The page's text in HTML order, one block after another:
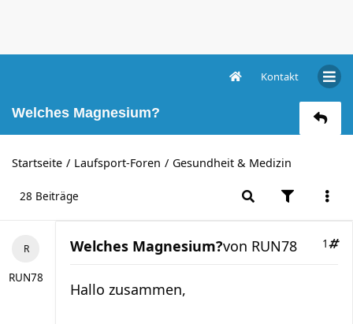
Kontakt
Welches Magnesium?
Startseite Laufsport-Foren Gesundheit & Medizin
28 Beiträge
RUN78
Welches Magnesium? 1
von RUN78
Hallo zusammen,